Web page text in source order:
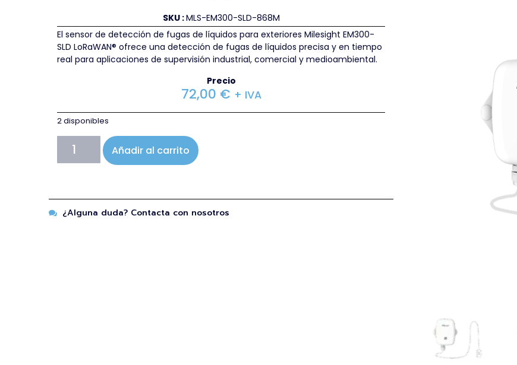
SKU :MLS-EM300-SLD-868M
El sensor de detección de fugas de líquidos para exteriores Milesight EM300-
SLD LoRaWAN® ofrece una detección de fugas de líquidos precisa y en tiempo
real para aplicaciones de supervisión industrial, comercial y medioambiental.
Precio
72,00 € + IVA
2 disponibles
Añadir al carrito
¿Alguna duda? Contacta con nosotros